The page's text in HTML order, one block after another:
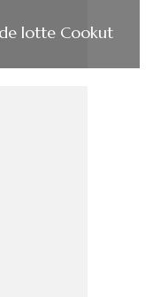
lotte Cookut